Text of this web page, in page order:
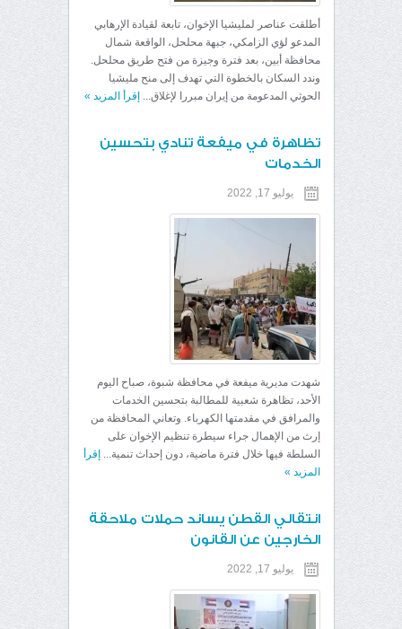
أطلقت عناصر لمليشيا الإخوان، تابعة لقيادة الإرهابي
المدعو لؤي الزامكي، جبهة محلحل، الواقعة شمال
محافظة أبين، بعد فترة وجيزة من فتح طريق محلحل.
وندد السكان بالخطوة التي تهدف إلى منح مليشيا
الحوثي المدعومة من إيران مبررا لإغلاق... إقرأ المزيد »
تظاهرة في ميفعة تنادي بتحسين
الخدمات
يوليو 17, 2022
شهدت مديرية ميفعة في محافظة شبوة، صباح اليوم
الأحد، تظاهرة شعبية للمطالبة بتحسين الخدمات
والمرافق في مقدمتها الكهرباء. وتعاني المحافظة من
إرث من الإهمال جراء سيطرة تنظيم الإخوان على
السلطة فيها خلال فترة ماضية، دون إحداث تنمية... إقرأ
المزيد »
انتقالي القطن يساند حملات ملاحقة
الخارجين عن القانون
يوليو 17, 2022